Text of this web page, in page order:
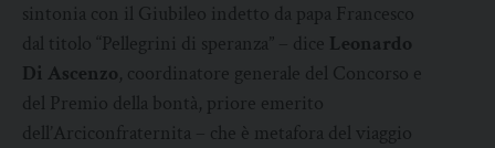
sintonia con il Giubileo indetto da papa Francesco
dal titolo “Pellegrini di speranza” – dice Leonardo
Di Ascenzo, coordinatore generale del Concorso e
del Premio della bontà, priore emerito
dell’Arciconfraternita – che è metafora del viaggio